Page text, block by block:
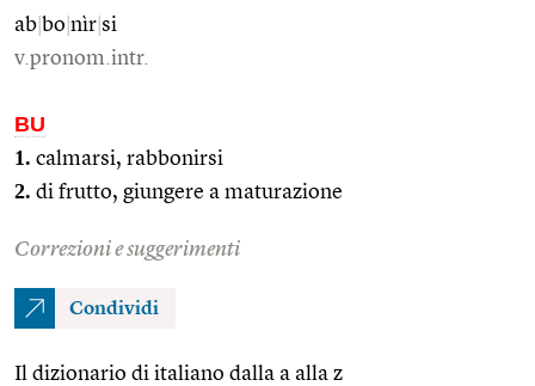
ab bo nìr si
v.pronom.intr.
BU
1. calmarsi, rabbonirsi
2. di frutto, giungere a maturazione
Correzioni e suggerimenti
Condividi
Il dizionario di italiano dalla a alla z